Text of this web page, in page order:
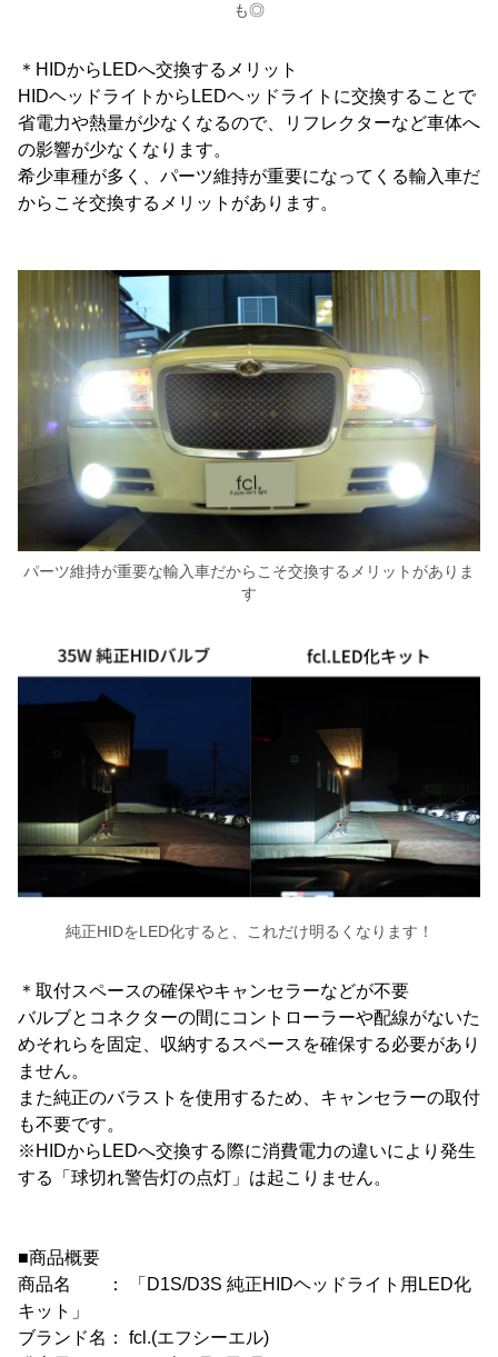
も◎
＊HIDからLEDへ交換するメリット
HIDヘッドライトからLEDヘッドライトに交換することで
省電力や熱量が少なくなるので、リフレクターなど車体へ
の影響が少なくなります。
希少車種が多く、パーツ維持が重要になってくる輸入車だ
からこそ交換するメリットがあります。
パーツ維持が重要な輸入車だからこそ交換するメリットがありま
す
純正HIDをLED化すると、これだけ明るくなります！
＊取付スペースの確保やキャンセラーなどが不要
バルブとコネクターの間にコントローラーや配線がないた
めそれらを固定、収納するスペースを確保する必要があり
ません。
また純正のバラストを使用するため、キャンセラーの取付
も不要です。
※HIDからLEDへ交換する際に消費電力の違いにより発生
する「球切れ警告灯の点灯」は起こりません。
■商品概要
商品名 ： 「D1S/D3S 純正HIDヘッドライト用LED化
キット」
ブランド名： fcl.(エフシーエル)